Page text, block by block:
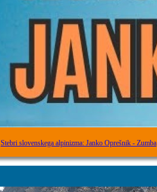
Stebri slovenskega alpinizma: Janko Oprešnik - Zumba